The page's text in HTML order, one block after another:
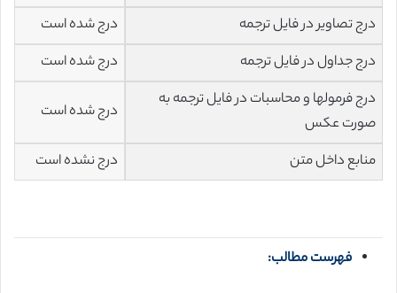
درج تصاویر در فایل ترجمه
درج شده است
درج جداول در فایل ترجمه
درج شده است
درج فرمولها و محاسبات در فایل ترجمه به
صورت عکس
درج شده است
منابع داخل متن درج نشده است
فهرست مطالب: